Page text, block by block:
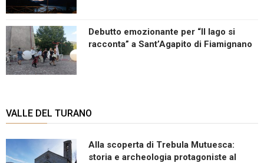
Debutto emozionante per “Il lago si
racconta” a Sant’Agapito di Fiamignano
VALLE DEL TURANO
Alla scoperta di Trebula Mutuesca:
storia e archeologia protagoniste al